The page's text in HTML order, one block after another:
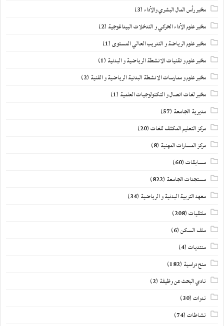
مخبر رأس المال البشري والأداء(3)
مخبر علوم الأداء الحركي و التدخلات البيداغوجية (2)
مخبر علوم الرياضة و التدريب العالي المستوى(1)
مخبر علوم و تقنيات الانشطة الرياضية و البدنية (1)
مخبر علوم و ممارسات الانشطة البدنية الرياضية و الفنية (2)
مخبر لغات اتصال و التكنولوجيات العلمية (1)
مديرية الجامعة (57)
مركز التعليم المكثف للغات(20)
مركز المسارات المهنية (8)
مسابقات(60)
مستجدات الجامعة (822)
معهد التربية البدنية و الرياضية (34)
ملتقيات(208)
ملف السكن(6)
منتديات(4)
منح دراسية (182)
نادي البحث عن وظيفة (2)
ندوات(30)
نشاطات(74)